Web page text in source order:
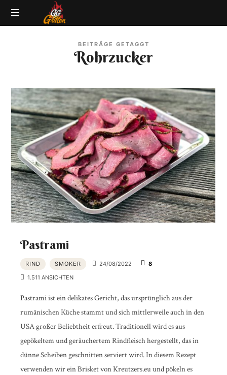
GG-
|
BBQ
Lexikon
BEITRÄGE GETAGGT
Rohrzucker
Pastrami
RIND SMOKER 24/08/2022
8
1.511 ANSICHTEN
Pastrami ist ein delikates Gericht, das ursprünglich aus der
rumänischen Küche stammt und sich mittlerweile auch in den
USA großer Beliebtheit erfreut. Traditionell wird es aus
gepökeltem und geräuchertem Rindfleisch hergestellt, das in
dünne Scheiben geschnitten serviert wird. In diesem Rezept
verwenden wir ein Brisket von Kreutzers.eu und pökeln es